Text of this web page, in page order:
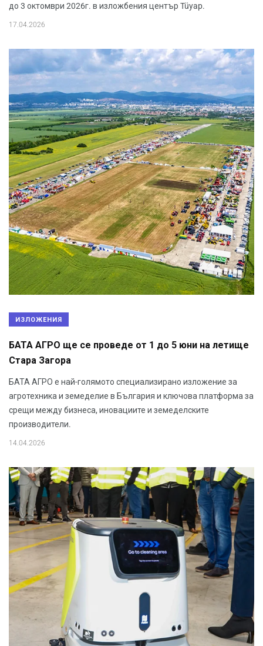
до 3 октомври 2026г. в изложбения център Tüyap.
17.04.2026
ИЗЛОЖЕНИЯ
БАТА АГРО ще се проведе от 1 до 5 юни на летище
Стара Загора
БАТА АГРО е най-голямото специализирано изложение за
агротехника и земеделие в България и ключова платформа за
срещи между бизнеса, иновациите и земеделските
производители.
14.04.2026